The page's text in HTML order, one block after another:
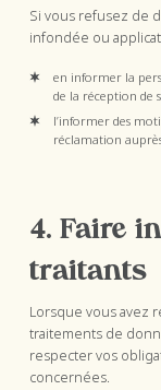
Si vous refusez de
infondée ou
en informer la
de la réception de
l’informer des
réclamation
4. Faire
traitants
Lorsque vous avez
traitements de
respecter vos
concernées.